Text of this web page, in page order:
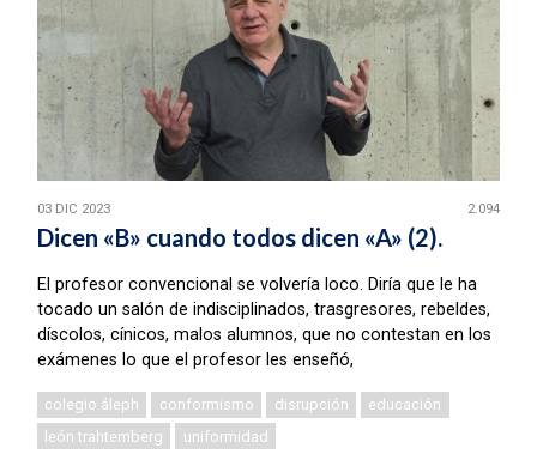
03 DIC 2023 2.094
Dicen «B» cuando todos dicen «A» (2).
El profesor convencional se volvería loco. Diría que le ha
tocado un salón de indisciplinados, trasgresores, rebeldes,
díscolos, cínicos, malos alumnos, que no contestan en los
exámenes lo que el profesor les enseñó,
colegio áleph conformismo disrupción
educación
león trahtemberg
uniformidad